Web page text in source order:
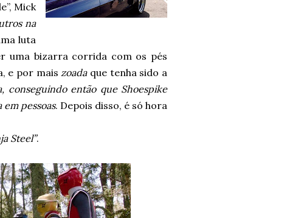
Mick
na
luta
uma bizarra corrida com os pés
e por maiszoadaque tenha sido a
conseguindo então que Shoespike
pessoas. Depois disso, é só hora
Steel”.